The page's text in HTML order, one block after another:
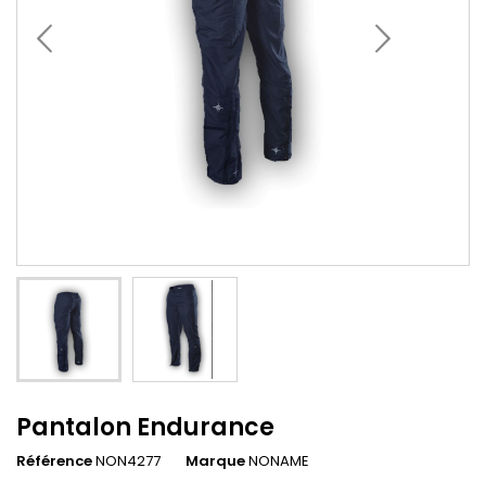
Pantalon Endurance
RéférenceNON4277 MarqueNONAME